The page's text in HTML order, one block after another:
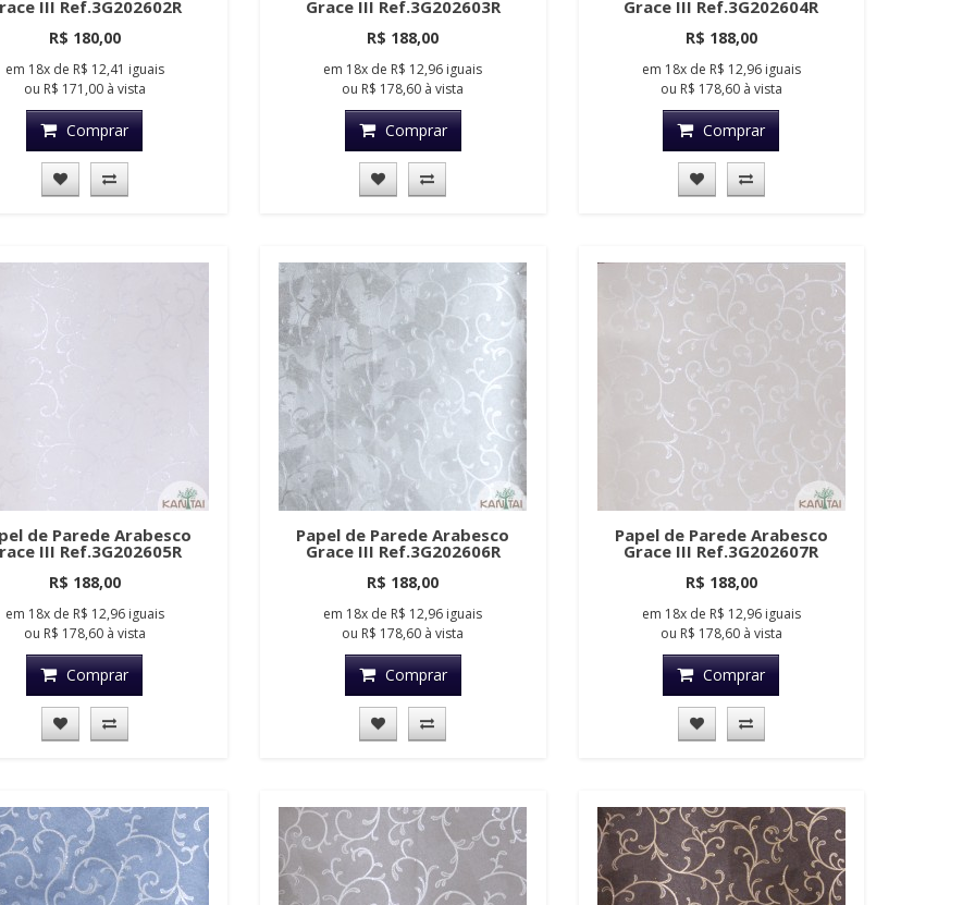
III Ref.3G202602R
R$ 180,00
em 18xde R$ 12,41 iguais
ou R$ 171,00à vista
Comprar
Grace III Ref.3G202603R
R$ 188,00
em 18x de R$ 12,96 iguais
ou R$ 178,60 à vista
Comprar
Grace III Ref.3G202604R
R$ 188,00
em 18xde R$ 12,96 iguais
ou R$ 178,60à vista
Comprar
de Parede Arabesco
III Ref.3G202605R
R$ 188,00
em 18xde R$ 12,96 iguais
ou R$ 178,60à vista
Comprar
Papel de Parede Arabesco
Grace III Ref.3G202606R
R$ 188,00
em 18x de R$ 12,96 iguais
ou R$ 178,60 à vista
Comprar
Papel de Parede Arabesco
Grace III Ref.3G202607R
R$ 188,00
em 18xde R$ 12,96 iguais
ou R$ 178,60à vista
Comprar